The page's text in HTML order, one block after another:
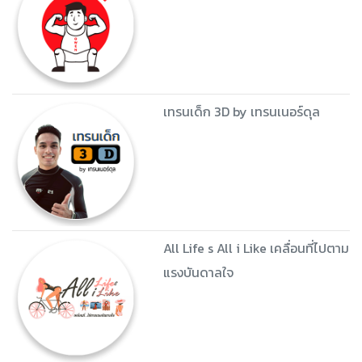
เทรนเด็ก 3D by เทรนเนอร์ดุล
All Life s All i Like เคลื่อนที่ไปตาม
แรงบันดาลใจ